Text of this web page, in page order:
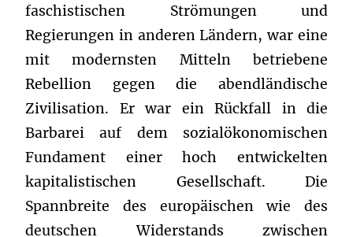
faschistischen Strömungen und
Regierungen in anderen Ländern, war eine
mit modernsten Mitteln betriebene
Rebellion gegen die abendländische
Zivilisation. Er war ein Rückfall in die
Barbarei auf dem sozialökonomischen
Fundament einer hoch entwickelten
kapitalistischen Gesellschaft. Die
Spannbreite des europäischen wie des
deutschen Widerstands zwischen